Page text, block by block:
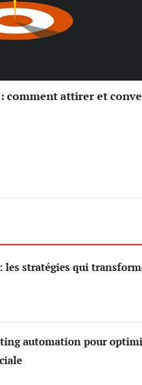
comment attirer et
les stratégies qui
automation pour